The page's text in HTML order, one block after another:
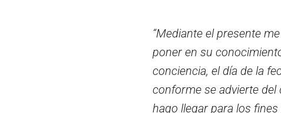
“Mediante el presente
poner en su
conciencia, el día de la
conforme se advierte
hago llegar para los fines